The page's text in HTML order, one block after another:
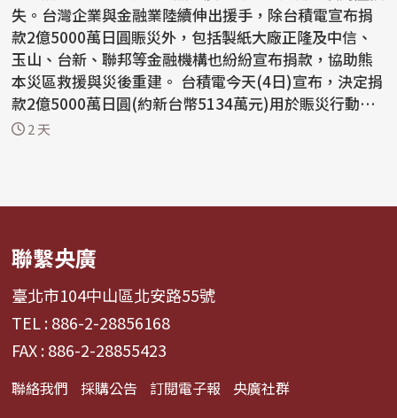
失。台灣企業與金融業陸續伸出援手，除台積電宣布捐
款2億5000萬日圓賑災外，包括製紙大廠正隆及中信、
玉山、台新、聯邦等金融機構也紛紛宣布捐款，協助熊
本災區救援與災後重建。 台積電今天(4日)宣布，決定捐
款2億5000萬日圓(約新台幣5134萬元)用於賑災行動，
同...2 天
聯繫央廣
臺北市104中山區北安路55號
TEL : 886-2-28856168
FAX : 886-2-28855423
聯絡我們 採購公告 訂閱電子報 央廣社群